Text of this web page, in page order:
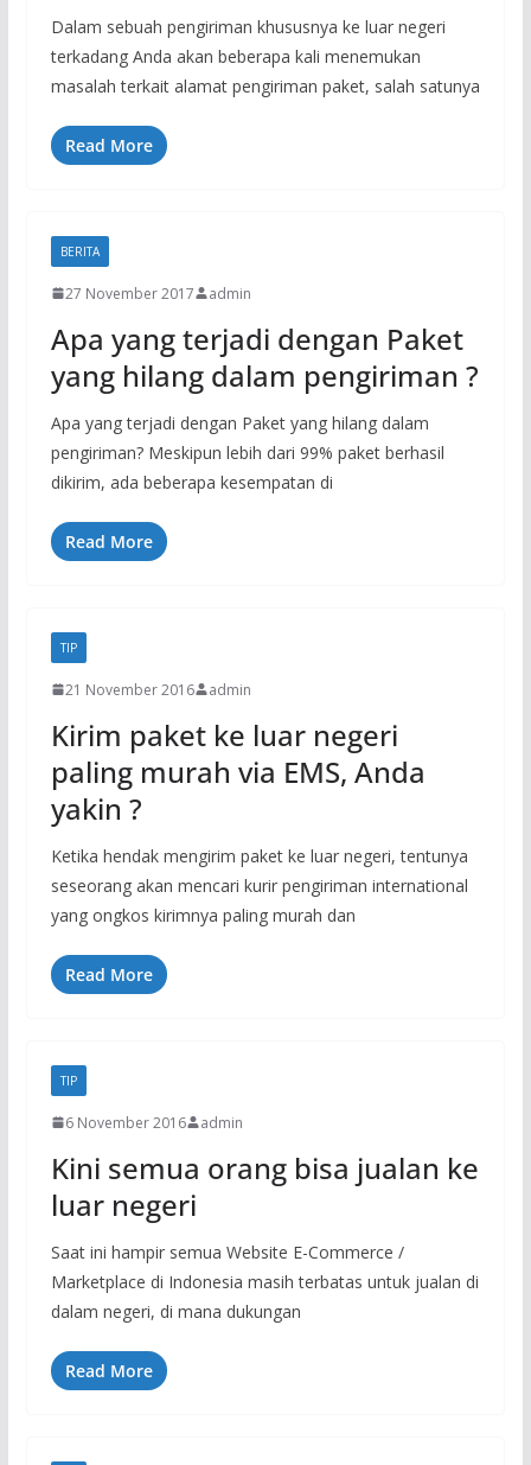
Dalam sebuah pengiriman khususnya ke luar negeri
terkadang Anda akan beberapa kali menemukan
masalah terkait alamat pengiriman paket, salah satunya
Read More
BERITA
27 November 2017 admin
Apa yang terjadi dengan Paket
yang hilang dalam pengiriman ?
Apa yang terjadi dengan Paket yang hilang dalam
pengiriman? Meskipun lebih dari 99% paket berhasil
dikirim, ada beberapa kesempatan di
Read More
TIP
21 November 2016 admin
Kirim paket ke luar negeri
paling murah via EMS, Anda
yakin ?
Ketika hendak mengirim paket ke luar negeri, tentunya
seseorang akan mencari kurir pengiriman international
yang ongkos kirimnya paling murah dan
Read More
TIP
6 November 2016 admin
Kini semua orang bisa jualan ke
luar negeri
Saat ini hampir semua Website E-Commerce /
Marketplace di Indonesia masih terbatas untuk jualan di
dalam negeri, di mana dukungan
Read More